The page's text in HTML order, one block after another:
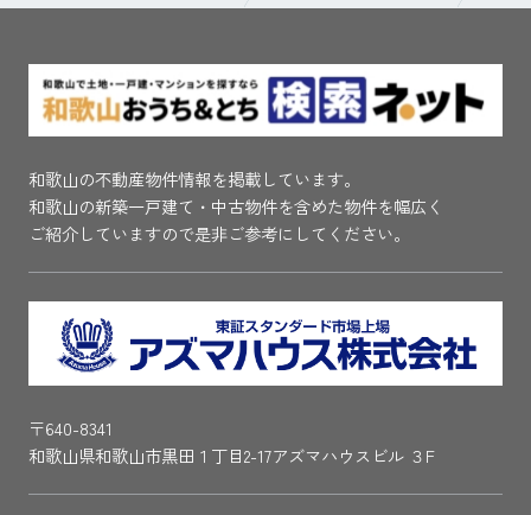
和歌山の不動産物件情報を掲載しています。
和歌山の新築一戸建て・中古物件を含めた物件を幅広く
ご紹介していますので是非ご参考にしてください。
〒640-8341
和歌山県和歌山市黒田１丁目2-17アズマハウスビル ３F